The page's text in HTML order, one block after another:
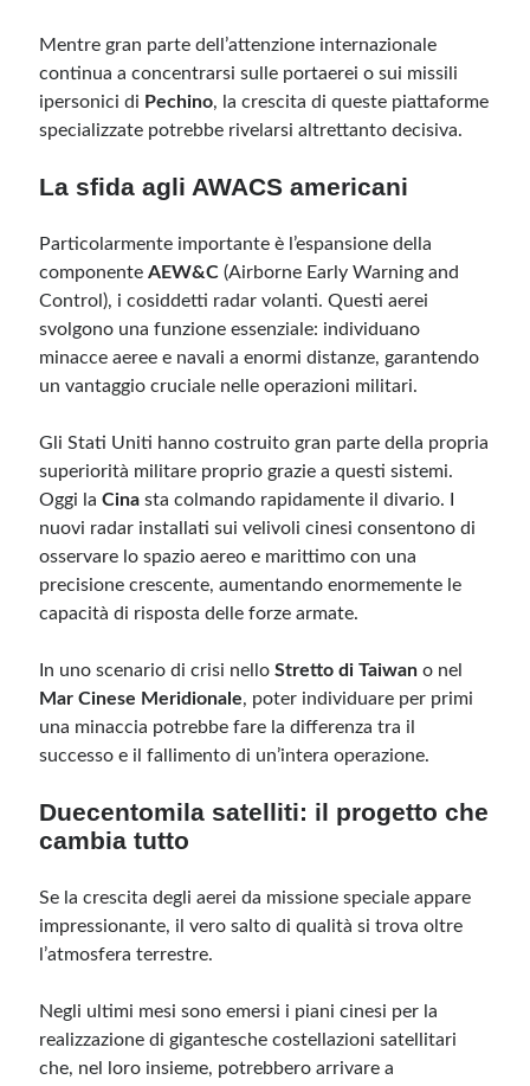
Mentre gran parte dell’attenzione internazionale
continua a concentrarsi sulle portaerei o sui missili
ipersonici di Pechino, la crescita di queste piattaforme
specializzate potrebbe rivelarsi altrettanto decisiva.
La sfida agli AWACS americani
Particolarmente importante è l’espansione della
componenteAEW&C (Airborne Early Warning and
Control), i cosiddetti radar volanti. Questi aerei
svolgono una funzione essenziale: individuano
minacce aeree e navali a enormi distanze, garantendo
un vantaggio cruciale nelle operazioni militari.
Gli Stati Uniti hanno costruito gran parte della propria
superiorità militare proprio grazie a questi sistemi.
Oggi laCina sta colmando rapidamente il divario. I
nuovi radar installati sui velivoli cinesi consentono di
osservare lo spazio aereo e marittimo con una
precisione crescente, aumentando enormemente le
capacità di risposta delle forze armate.
In uno scenario di crisi nelloStretto di Taiwan o nel
Mar Cinese Meridionale, poter individuare per primi
una minaccia potrebbe fare la differenza tra il
successo e il fallimento di un’intera operazione.
Duecentomila satelliti: il progetto che
cambia tutto
Se la crescita degli aerei da missione speciale appare
impressionante, il vero salto di qualità si trova oltre
l’atmosfera terrestre.
Negli ultimi mesi sono emersi i piani cinesi per la
realizzazione di gigantesche costellazioni satellitari
che, nel loro insieme, potrebbero arrivare a